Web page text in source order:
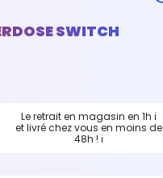
SWITCH
Le retrait en magasin en 1h ℹ
et livré chez vous en moins de
48h ! ℹ